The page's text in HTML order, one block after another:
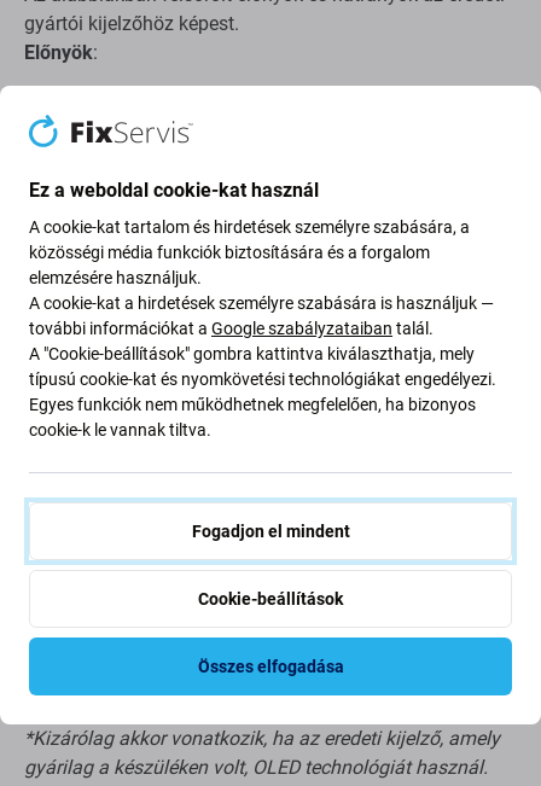
gyártói kijelzőhöz képest.
Előnyök:
Csökkentett fényerő
Alacsonyabb képfelbontás
Alacsonyabb megbízhatóság
Szélesebb keret a kijelző körül
Nem támogatja a Allways on display* funkciót
Magasabb akkumulátor-fogyasztás az utángyártott
PRO OLED és az eredeti kijelzőhöz képest*
az eredeti kijelzőhöz képest*
Nem támogatja az ujjlenyomat-olvasót, a
közelségérzékelőt és a megvilágítás* funkciót,
mivel az alkalmazott TFT-technológia
megakadályozza, hogy a fény áthatoljon az optikai
olvasón, és így blokkolja annak működését.
*Kizárólag akkor vonatkozik, ha az eredeti kijelző, amely
gyárilag a készüléken volt, OLED technológiát használ.
Ez a weboldal cookie-kat használ
A cookie-kat tartalom és hirdetések személyre szabására, a
közösségi média funkciók biztosítására és a forgalom
elemzésére használjuk.
A cookie-kat a hirdetések személyre szabására is használjuk —
további információkat a Google szabályzataiban talál.
A "Cookie-beállítások" gombra kattintva kiválaszthatja, mely
típusú cookie-kat és nyomkövetési technológiákat engedélyezi.
Egyes funkciók nem működhetnek megfelelően, ha bizonyos
cookie-k le vannak tiltva.
Fogadjon el mindent
Cookie-beállítások
Összes elfogadása